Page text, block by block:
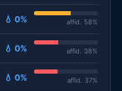
💧 0% affid. 58%
💧 0% affid. 38%
💧 0% affid. 37%